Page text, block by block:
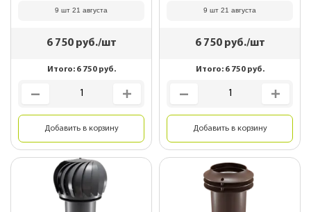
мм) RAL 8017 Шоколад
9 шт 21 августа
6 750руб./шт
Итого: 6 750руб.
Добавить в корзину
Шоколад9 шт 21 августа
6 750руб./шт
Итого: 6 750руб.
Добавить в корзину